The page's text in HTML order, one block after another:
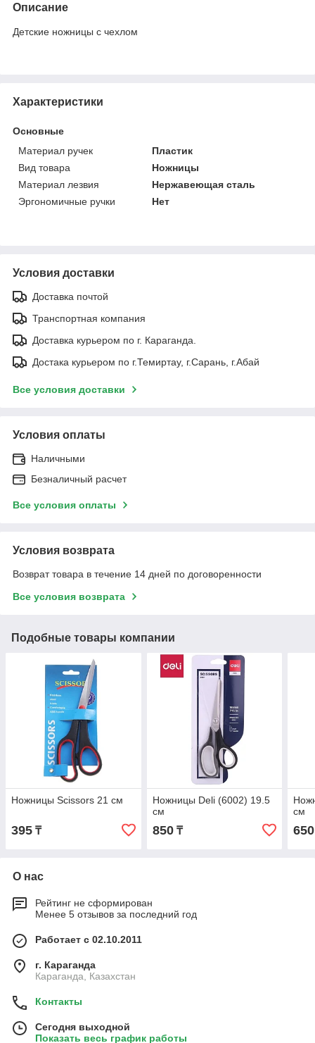
Описание
Детские ножницы с чехлом
Характеристики
Основные
Материал ручек
Пластик
Вид товара
Ножницы
Материал лезвия
Нержавеющая сталь
Эргономичные ручки
Нет
Условия доставки
Доставка почтой
Транспортная компания
Доставка курьером по г. Караганда.
Достака курьером по г.Темиртау, г.Сарань, г.Абай
Все условия доставки
Условия оплаты
Наличными
Безналичный расчет
Все условия оплаты
Условия возврата
Возврат товара в течение 14 дней по договоренности
Все условия возврата
Подобные товары компании
Ножницы Scissors 21 см
395 ₸
Ножницы Deli (6002) 19.5
см
850₸
см
650
О нас
Рейтинг не сформирован
Менее 5 отзывов за последний год
Работает с 02.10.2011
г. Караганда
Караганда, Казахстан
Контакты
Сегодня выходной
Показать весь график работы